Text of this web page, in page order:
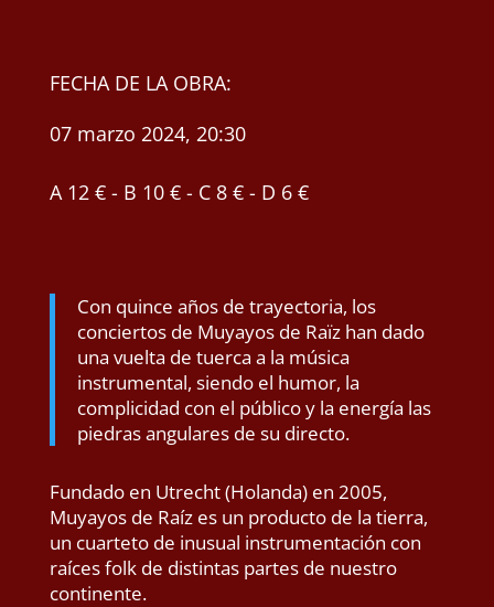
FECHA DE LA OBRA:
07 marzo 2024, 20:30
A 12 € - B 10 € - C 8 € - D 6 €
Con quince años de trayectoria, los
conciertos de Muyayos de Raïz han dado
una vuelta de tuerca a la música
instrumental, siendo el humor, la
complicidad con el público y la energía las
piedras angulares de su directo.
Fundado en Utrecht (Holanda) en 2005,
Muyayos de Raíz es un producto de la tierra,
un cuarteto de inusual instrumentación con
raíces folk de distintas partes de nuestro
continente.